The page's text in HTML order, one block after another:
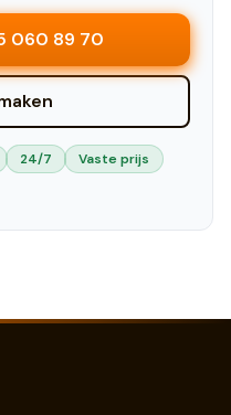
060 89 70
24/7 Vaste prijs